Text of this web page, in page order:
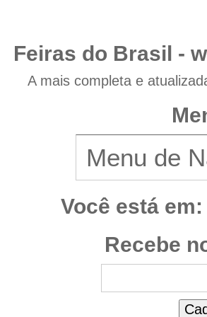
Feiras do Brasil -
A mais completa e
Você está em:
Recebe